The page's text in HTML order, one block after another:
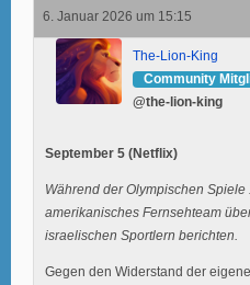
6. Januar 2026 um 15:15
The-Lion-King
Community
@the-lion-king
September 5 (Netflix)
Während der Olympischen
amerikanisches Fernsehteam
israelischen Sportlern berichten.
Gegen den Widerstand der